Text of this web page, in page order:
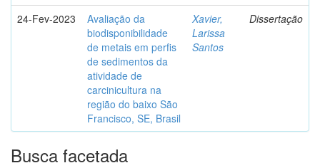
24-Fev-2023
Avaliação da
biodisponibilidade
de metais em perfis
de sedimentos da
atividade de
carcinicultura na
região do baixo São
Francisco, SE, Brasil
Xavier,
Larissa
Santos
Dissertação
Busca facetada